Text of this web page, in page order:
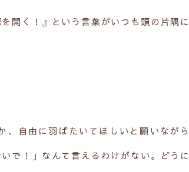
開く！』という言葉がいつも頭の片隅に
、自由に羽ばたいてほしいと願いながら
で！」なんて言えるわけがない。どうに